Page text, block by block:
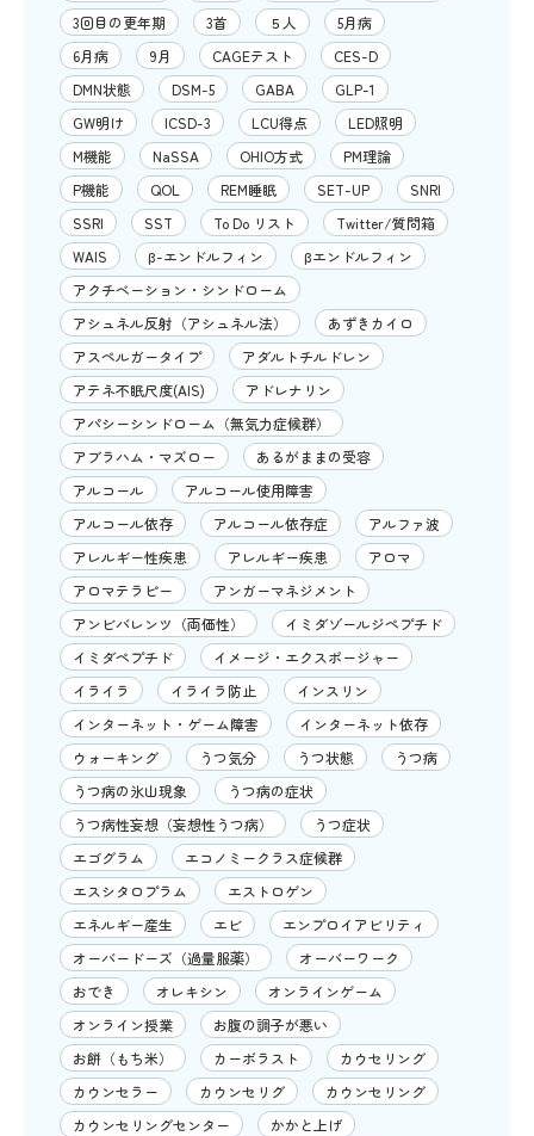
3回目の更年期
3首 ５人
5月病
6月病
9月 CAGEテスト
CES-D
DMN状態
DSM-5 GABA
GLP-1
GW明け
ICSD-3 LCU得点
LED照明
M機能
NaSSA OHIO方式
PM理論
P機能
QOL REM睡眠 SET-UP
SNRI
SSRI
SST To Do リスト
Twitter/質問箱
WAIS
β-エンドルフィン
βエンドルフィン
アクチベーション・シンドローム
アシュネル反射（アシュネル法）
あずきカイロ
アスペルガータイプ
アダルトチルドレン
アテネ不眠尺度(AIS)
アドレナリン
アパシーシンドローム（無気力症候群）
アブラハム・マズロー
あるがままの受容
アルコール
アルコール使用障害
アルコール依存
アルコール依存症
アルファ波
アレルギー性疾患
アレルギー疾患
アロマ
アロマテラピー
アンガーマネジメント
アンビバレンツ（両価性）
イミダゾールジペプチド
イミダペプチド
イメージ・エクスポージャー
イライラ
イライラ防止
インスリン
インターネット・ゲーム障害
インターネット依存
ウォーキング
うつ気分 うつ状態
うつ病
うつ病の氷山現象
うつ病の症状
うつ病性妄想（妄想性うつ病）
うつ症状
エゴグラム
エコノミークラス症候群
エスシタロプラム
エストロゲン
エネルギー産生
エビ
エンプロイアビリティ
オーバードーズ（過量服薬）
オーバーワーク
おでき
オレキシン
オンラインゲーム
オンライン授業
お腹の調子が悪い
お餅（もち米）
カーボラスト
カウセリング
カウンセラー
カウンセリグ
カウンセリング
カウンセリングセンター
かかと上げ